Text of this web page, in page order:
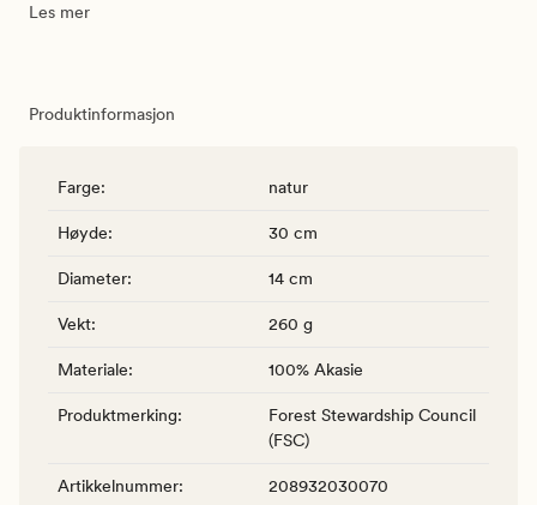
Les mer
Produktinformasjon
Farge: natur
Høyde: 30 cm
Diameter: 14 cm
Vekt: 260 g
Materiale: 100% Akasie
Produktmerking:
Forest Stewardship Council
(FSC)
Artikkelnummer: 208932030070